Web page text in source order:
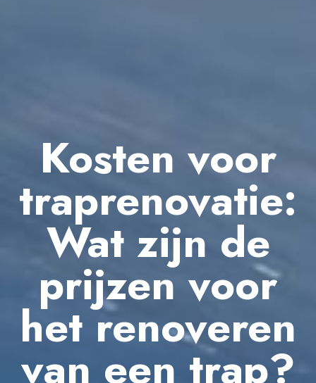
Kosten voor
traprenovatie:
Wat zijn de
prijzen voor
het renoveren
van een trap?